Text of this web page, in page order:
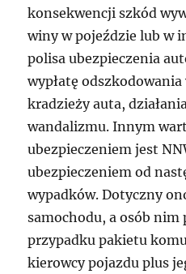
konsekwencji szkód
winy w pojeździe lub w
polisa ubezpieczenia
wypłatę
kradzieży auta,
wandalizmu. Innym
ubezpieczeniem jest
ubezpieczeniem od
wypadków. Dotyczny
samochodu, a osób nim
przypadku pakietu
kierowcy pojazdu plus